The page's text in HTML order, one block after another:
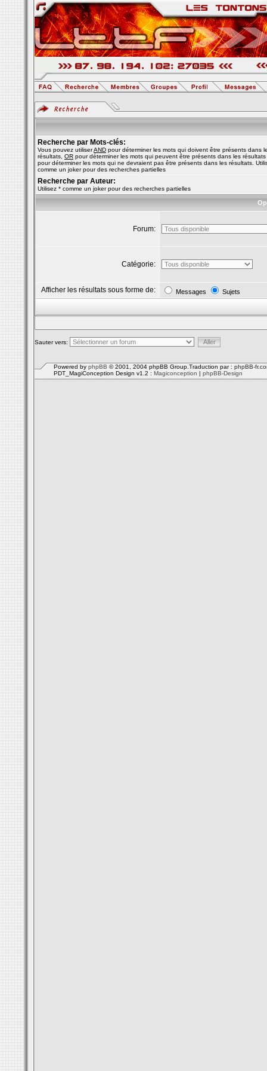
Recherche par Mots-clés:
Vous pouvez utiliserAND pour déterminer les mots qui doivent être présents dans
résultats, OR pour déterminer les mots qui peuvent être présents dans les
pour déterminer les mots qui ne devraient pas être présents dans les résultats.
comme un joker pour des recherches partielles
Recherche par Auteur:
Utilisez * comme un joker pour des recherches partielles
Forum:
Catégorie:
Afficher les résultats sous forme de: Messages Sujets
Sauter vers:
Powered by phpBB © 2001, 2004 phpBB Group.Traduction par : phpBB-
PDT_MagiConception Design v1.2 : Magiconception | phpBB-Design